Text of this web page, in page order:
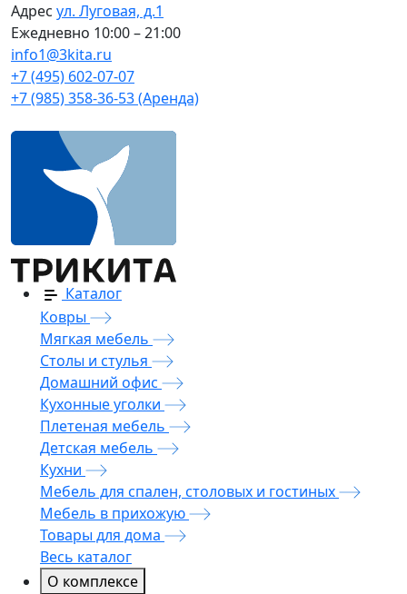
Адрес ул. Луговая, д.1
Ежедневно 10:00 – 21:00
info1@3kita.ru
+7 (495) 602-07-07
+7 (985) 358-36-53 (Аренда)
Каталог
Ковры
Мягкая мебель
Столы и стулья
Домашний офис
Кухонные уголки
Плетеная мебель
Детская мебель
Кухни
Мебель для спален, столовых и гостиных
Мебель в прихожую
Товары для дома
Весь каталог
О комплексе